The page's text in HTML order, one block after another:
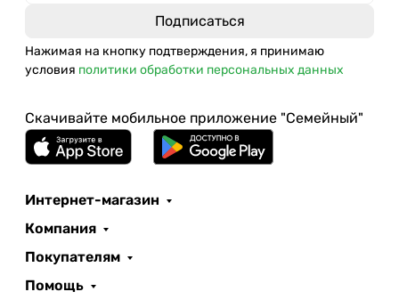
Нажимая на кнопку подтверждения, я принимаю
условия политики обработки персональных данных
Скачивайте мобильное приложение "Семейный"
Интернет-магазин
Компания
Покупателям
Помощь